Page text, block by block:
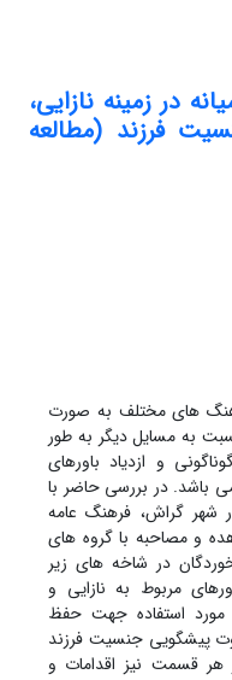
در زمینه نازایی،
فرزند (مطالعه
های مختلف به صورت
به مسایل دیگر به طور
و ازدیاد باورهای
باشد. در بررسی حاضر با
شهر گراش، فرهنگ عامه
و مصاحبه با گروه های
در شاخه های زیر
قرار گرفته است: 1. باورهای مربوط به نازایی و
2. راهکارهای مورد استفاده جهت حفظ
های متفاوت پیشگویی جنسیت فرزند
قسمت نیز اقدامات و